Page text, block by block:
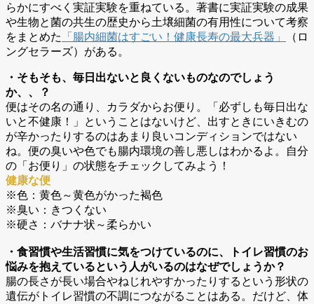
らかにすべく実証実験を重ねている。著書に実証実験の成果
や生物と菌の共生の歴史から土壌細菌の有用性について考察
をまとめた
「腸内細菌はすごい！健康長寿の最大兵器」
（ロ
ングセラーズ）がある。
・そもそも、毎日出ないと良くないものなのでしょう
か、、？
便はその名の通り、カラダからお便り。「必ずしも毎日出な
いと不健康！」ということはないけど、出すときにいきむの
が辛かったりするのはあまり良いコンディションではない
ね。便の臭いや色でも腸内環境の善し悪しはわかるよ。自分
の「お便り」の状態をチェックしてみよう！
健康な便
※色：黄色～黄色がかった褐色
※臭い：きつくない
※硬さ：バナナ状～柔らかい
・食習慣や生活習慣に気をつけているのに、トイレ習慣のお
悩みを抱えているという人がいるのはなぜでしょうか？
腸の長さが長い場合やねじれやすかったりするという形状の
遺伝がトイレ習慣の不調につながることはある。だけど、体